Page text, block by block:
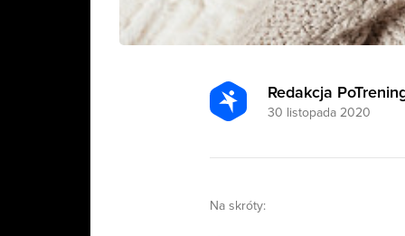
Redakcja
30 listopada 2020
Na skróty: